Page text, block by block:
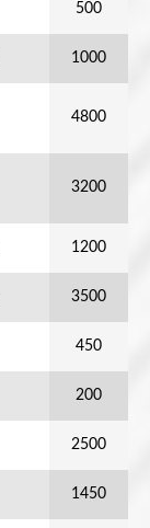
500
1000
4800
3200
1200
3500
450
200
2500
1450